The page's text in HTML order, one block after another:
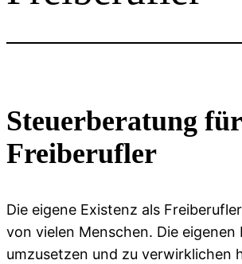
Steuerberatung für
Freiberufler
Die eigene Existenz als
von vielen Menschen. Die eigenen
umzusetzen und zu verwirklichen